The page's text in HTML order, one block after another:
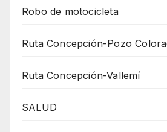
Robo de motocicleta
Ruta Concepción-Pozo
Ruta Concepción-Vallemí
SALUD